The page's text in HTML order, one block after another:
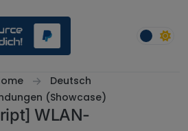
Deutsch
(Showcase)
WLAN-